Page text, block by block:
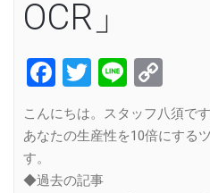
OCR」
Facebook
Twitter
Line
Link
こんにちは。スタッフ八須です
あなたの生産性を10倍にする
す。
◆過去の記事